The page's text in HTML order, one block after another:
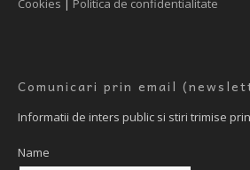
Cookies | Politica de confidentialitate
Comunicari prin email
Informatii de inters public si stiri trimise
Name